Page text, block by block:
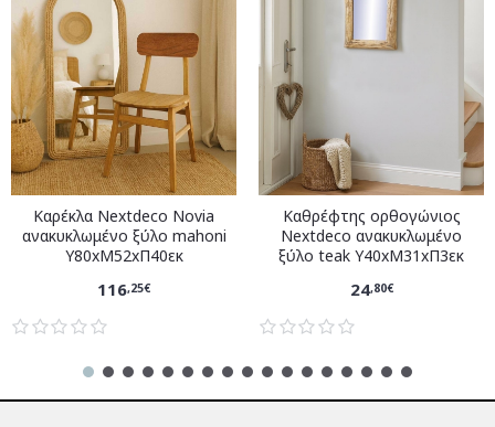
Καρέκλα Nextdeco Novia
ανακυκλωμένο ξύλο mahoni
Υ80xM52xΠ40εκ
116,25€
Καθρέφτης ορθογώνιος
Nextdeco ανακυκλωμένο
ξύλο teak Υ40xM31xΠ3εκ
24,80€